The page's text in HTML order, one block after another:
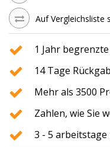
Auf Vergleichsliste
1 Jahr
14 Tage
Mehr als 3500
Zahlen, wie Sie
3 - 5